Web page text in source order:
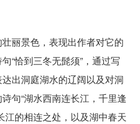
丽景色，表现出作者对它的
“恰到三冬无髭须”，通过写
出洞庭湖水的辽阔以及对洞
句“湖水西南连长江，千里逢
江的相连之处，以及湖中春天